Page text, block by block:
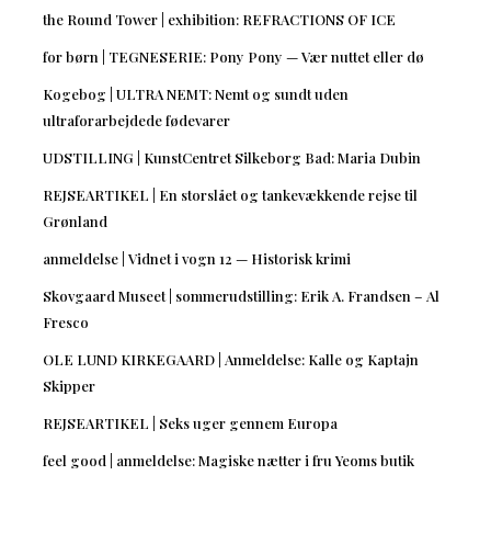
the Round Tower | exhibition: REFRACTIONS OF ICE
for børn | TEGNESERIE: Pony Pony — Vær nuttet eller dø
Kogebog | ULTRA NEMT: Nemt og sundt uden
ultraforarbejdede fødevarer
UDSTILLING | KunstCentret Silkeborg Bad: Maria Dubin
REJSEARTIKEL | En storslået og tankevækkende rejse til
Grønland
anmeldelse | Vidnet i vogn 12 — Historisk krimi
Skovgaard Museet | sommerudstilling: Erik A. Frandsen – Al
Fresco
OLE LUND KIRKEGAARD | Anmeldelse: Kalle og Kaptajn
Skipper
REJSEARTIKEL | Seks uger gennem Europa
feel good | anmeldelse: Magiske nætter i fru Yeoms butik